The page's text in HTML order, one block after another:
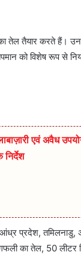
तेल तैयार करते हैं।
को विशेष रूप से
एवं अवैध
आंध्र प्रदेश,
का तेल, 50